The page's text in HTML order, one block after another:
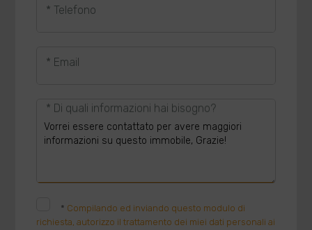
* Telefono
* Email
* Di quali informazioni hai bisogno?
* Compilando ed inviando questo modulo di
richiesta, autorizzo il trattamento dei miei dati personali ai